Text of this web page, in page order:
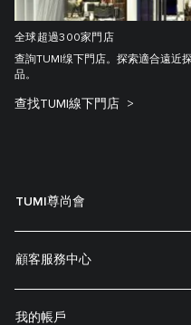
全球超過300家門店
查詢TUMI缐下門店。探索適合遠近
品。
查找TUMI線下門店
TUMI尊尚會
顧客服務中心
我的帳戶